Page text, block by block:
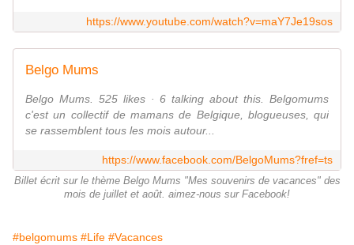
https://www.youtube.com/watch?v=maY7Je19sos
Belgo Mums
Belgo Mums. 525 likes · 6 talking about this. Belgomums
c'est un collectif de mamans de Belgique, blogueuses, qui
se rassemblent tous les mois autour...
https://www.facebook.com/BelgoMums?fref=ts
Billet écrit sur le thème Belgo Mums "Mes souvenirs de vacances" des
mois de juillet et août. aimez-nous sur Facebook!
#belgomums #Life #Vacances